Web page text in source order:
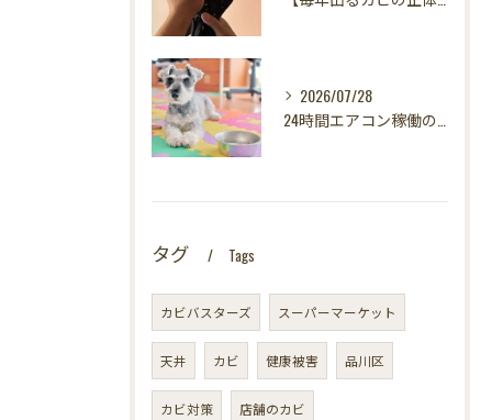
2026/07/28
タグ Tags
カビバスターズ スーパーマーケット
天井 カビ 健康被害 品川区
カビ対策 店舗のカビ